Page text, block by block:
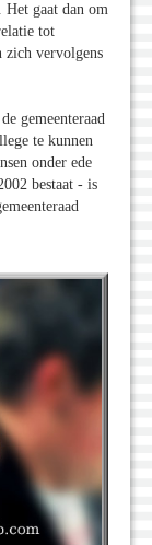
Het gaat dan om
tot
zich vervolgens
gemeenteraad
te kunnen
onder ede
bestaat - is